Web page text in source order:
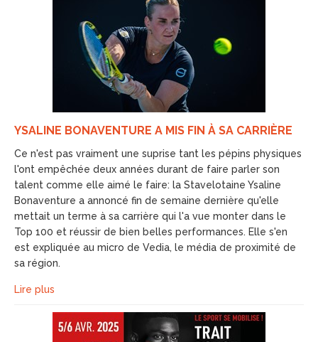
YSALINE BONAVENTURE A MIS FIN À SA CARRIÈRE
Ce n'est pas vraiment une suprise tant les pépins physiques
l'ont empêchée deux années durant de faire parler son
talent comme elle aimé le faire: la Stavelotaine Ysaline
Bonaventure a annoncé fin de semaine dernière qu'elle
mettait un terme à sa carrière qui l'a vue monter dans le
Top 100 et réussir de bien belles performances. Elle s'en
est expliquée au micro de Vedia, le média de proximité de
sa région.
Lire plus